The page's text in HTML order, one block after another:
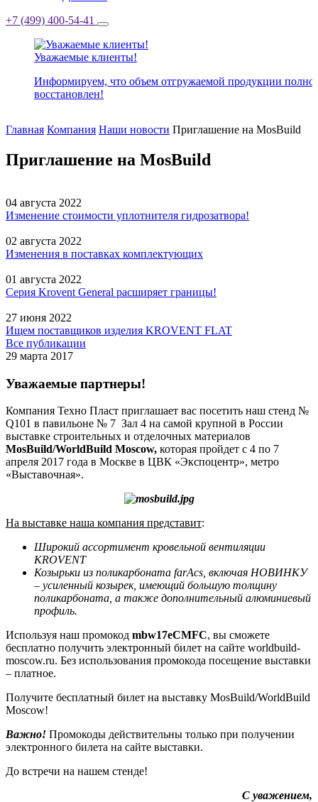
+7 (499) 400-54-41
Уважаемые клиенты!
Информируем, что объем отгружаемой продукции
восстановлен!
Главная Компания Наши новости Приглашение на MosBuild
Приглашение на MosBuild
04 августа 2022
Изменение стоимости уплотнителя гидрозатвора!
02 августа 2022
Изменения в поставках комплектующих
01 августа 2022
Серия Krovent General расширяет границы!
27 июня 2022
Ищем поставщиков изделия KROVENT FLAT
Все публикации
29 марта 2017
Уважаемые партнеры!
Компания Техно Пласт приглашает вас посетить наш стенд №
Q101 в павильоне № 7 Зал 4 на самой крупной в России
выставке строительных и отделочных материалов
MosBuild/WorldBuild Moscow, которая пройдет с 4 по 7
апреля 2017 года в Москве в ЦВК «Экспоцентр», метро
«Выставочная».
На выставке наша компания представит:
Широкий ассортимент кровельной вентиляции
KROVENT
Козырьки из поликарбоната farAcs , включая НОВИНКУ
– усиленный козырек, имеющий большую толщину
поликарбоната, а также дополнительный алюминиевый
профиль.
Используя наш промокод mbw17eCMFC, вы сможете
бесплатно получить электронный билет на сайте worldbuild-
moscow.ru. Без использования промокода посещение выставки
– платное.
Получите бесплатный билет на выставку MosBuild/WorldBuild
Moscow!
Важно! Промокоды действительны только при получении
электронного билета на сайте выставки.
До встречи на нашем стенде!
С уважением,